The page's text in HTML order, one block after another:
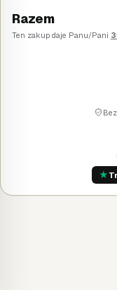
Razem
Ten zakup daje Panu/Pani
★